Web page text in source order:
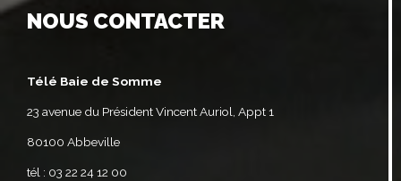
NOUS CONTACTER
Télé Baie de Somme
23 avenue du Président Vincent Auriol, Appt 1
80100 Abbeville
tél : 03 22 24 12 00